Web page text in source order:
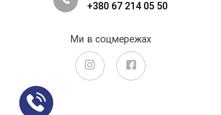
+380 67 214 05 50
Ми в соцмережах